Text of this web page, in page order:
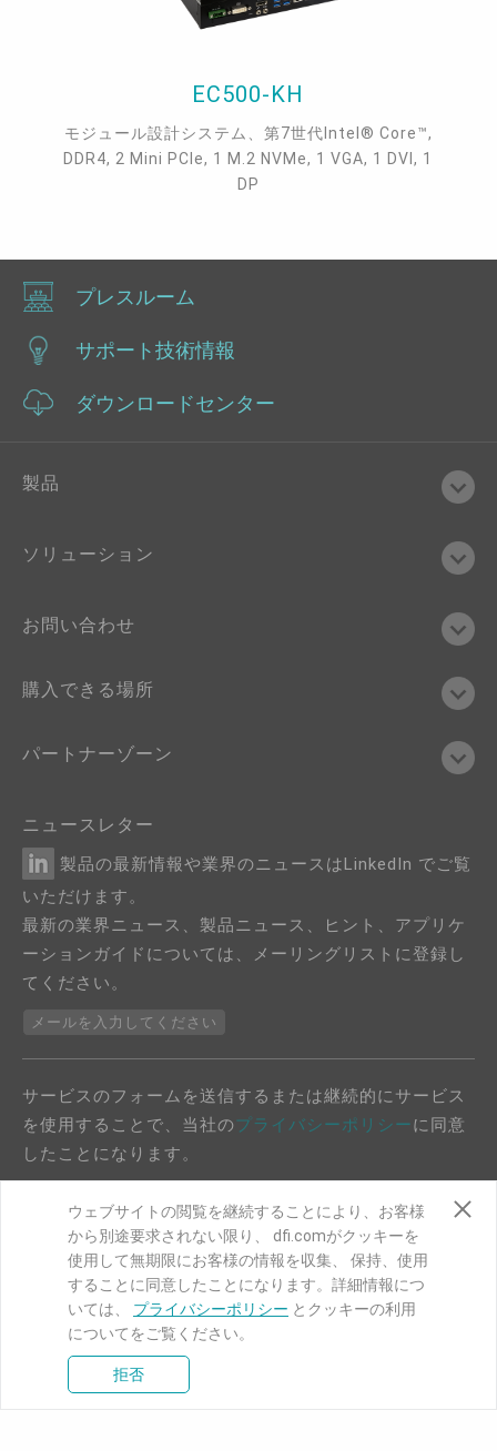
EC500-KH
モジュール設計システム、第7世代Intel® Core™,
DDR4, 2 Mini PCIe, 1 M.2 NVMe, 1 VGA, 1 DVI, 1
DP
プレスルーム
サポート技術情報
ダウンロードセンター
製品
ソリューション
お問い合わせ
購入できる場所
パートナーゾーン
ニュースレター
製品の最新情報や業界のニュースはLinkedIn でご覧
いただけます。
最新の業界ニュース、製品ニュース、ヒント、アプリケ
ーションガイドについては、メーリングリストに登録し
てください。
メールを入力してください
サービスのフォームを送信するまたは継続的にサービス
を使用することで、当社のプライバシーポリシーに同意
したことになります。
COPYRIGHT©DFI2024. ALL RIGHTS RESERVED.
|プライバシーポリシー
ウェブサイトの閲覧を継続することにより、お客様
から別途要求されない限り、 dfi.comがクッキーを
使用して無期限にお客様の情報を収集、 保持、使用
することに同意したことになります。詳細情報につ
いては、 プライバシーポリシー とクッキーの利用
についてをご覧ください。
拒否